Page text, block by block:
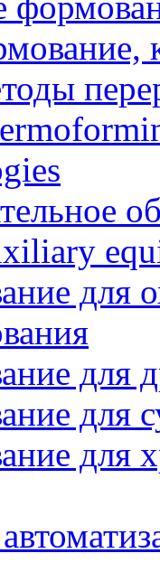
для
для
для
для